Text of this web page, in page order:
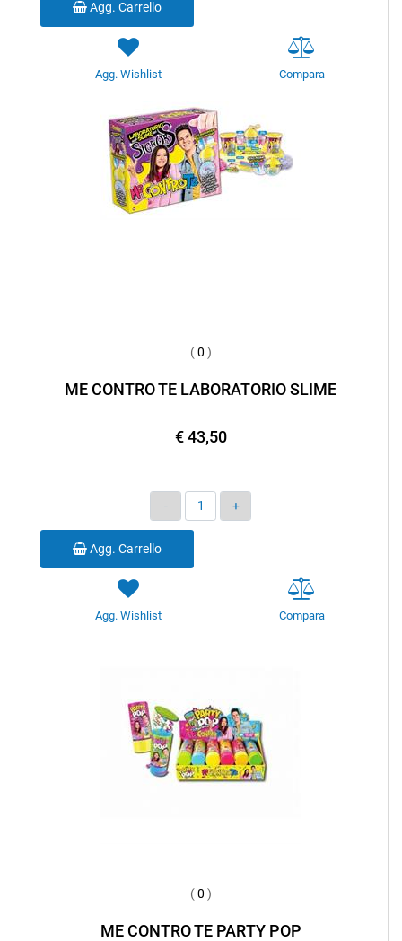
Agg. Carrello
Agg. Wishlist Compara
(0 )
ME CONTRO TE LABORATORIO SLIME
€ 43,50
Quantità
Agg. Carrello
Agg. Wishlist Compara
(0 )
ME CONTRO TE PARTY POP